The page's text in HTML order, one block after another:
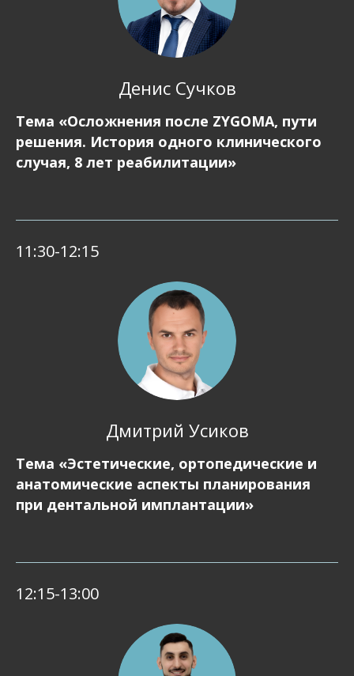
Денис Сучков
Тема «Осложнения после ZYGOMA, пути
решения. История одного клинического
случая, 8 лет реабилитации»
11:30-12:15
Дмитрий Усиков
Тема «Эстетические, ортопедические и
анатомические аспекты планирования
при дентальной имплантации»
12:15-13:00